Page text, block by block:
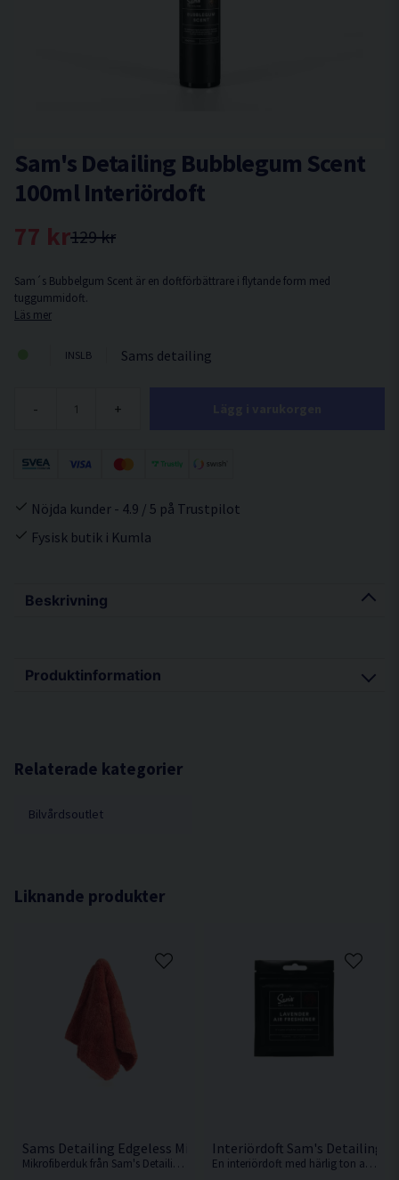
Beskrivning
Produktinformation
samtidigt som den lämnar en behaglig doft.
Relaterade kategorier
Bilvårdsoutlet
Sam's Detailing Bubblegum Scent
100ml Interiördoft
129 kr
77 kr
Sam´s Bubbelgum Scent är en doftförbättrare i flytande form med
tuggummidoft.
Läs mer
INSLB Sams detailing
- +
Nöjda kunder - 4.9 / 5 på Trustpilot
Fysisk butik i Kumla
Liknande produkter
Sams Detailing Edgeless Microfibre Mikrofiberduk Kantlös
Mikrofiberduk från Sam's Detailing som är kantlös för minskad risk för torkrepor.
Interiördoft Sam's Detailing
En interiördoft med härlig ton av lavendel.